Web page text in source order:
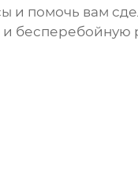
и помочь вам
бесперебойную